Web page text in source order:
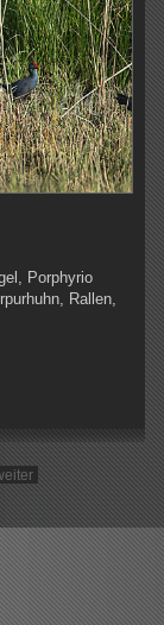
Porphyrio
Rallen,